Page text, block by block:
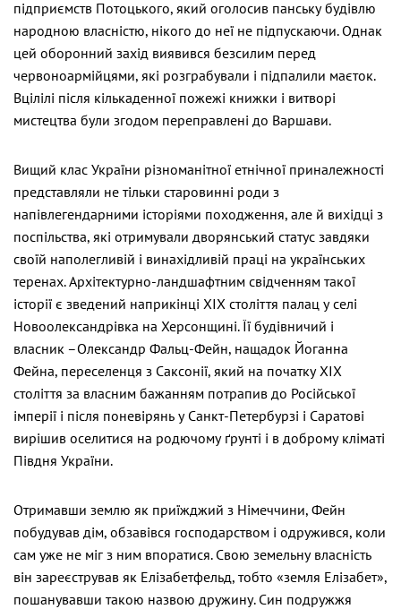
підприємств Потоцького, який оголосив панську будівлю
народною власністю, нікого до неї не підпускаючи. Однак
цей оборонний захід виявився безсилим перед
червоноармійцями, які розграбували і підпалили маєток.
Вцілілі після кількаденної пожежі книжки і витворі
мистецтва були згодом переправлені до Варшави.
Вищий клас України різноманітної етнічної приналежності
представляли не тільки старовинні роди з
напівлегендарними історіями походження, але й вихідці з
поспільства, які отримували дворянський статус завдяки
своїй наполегливій і винахідливій праці на українських
теренах. Архітектурно-ландшафтним свідченням такої
історії є зведений наприкінці ХІХ століття палац у селі
Новоолександрівка на Херсонщині. Її будівничий і
власник –Олександр Фальц-Фейн, нащадок Йоганна
Фейна, переселенця з Саксонії, який на початку ХІХ
століття за власним бажанням потрапив до Російської
імперії і після поневірянь у Санкт-Петербурзі і Саратові
вирішив оселитися на родючому ґрунті і в доброму кліматі
Півдня України.
Отримавши землю як приїжджий з Німеччини, Фейн
побудував дім, обзавівся господарством і одружився, коли
сам уже не міг з ним впоратися. Свою земельну власність
він зареєстрував як Елізабетфельд, тобто «земля Елізабет»,
пошанувавши такою назвою дружину. Син подружжя